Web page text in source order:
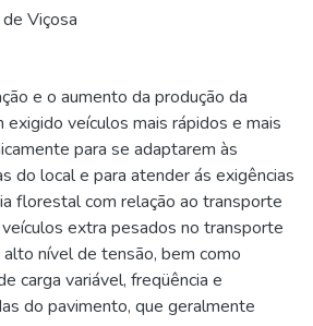
Viçosa
e o aumento da produção da
veículos mais rápidos e mais
para se adaptarem às
do local e para atender ás exigências
florestal com relação ao transporte
extra pesados no transporte
nível de tensão, bem como
carga variável, freqüência e
do pavimento, que geralmente